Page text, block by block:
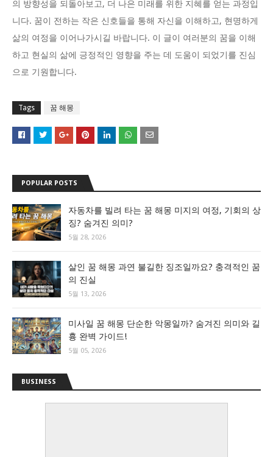
의 방향성을 되돌아보고, 더 나은 미래를 위한 지혜를 얻는 과정입
니다. 꿈이 전하는 작은 신호들을 통해 자신을 이해하고, 현명하게
삶의 여정을 이어나가시길 바랍니다. 이 글이 여러분의 꿈을 이해
하고 현실의 삶에 긍정적인 영향을 주는 데 도움이 되었기를 진심
으로 기원합니다.
Tags 꿈 해몽
POPULAR POSTS
자동차를 빌려 타는 꿈 해몽 미지의 여정, 기회의 상
징? 숨겨진 의미?
5월 28, 2026
살인 꿈 해몽 과연 불길한 징조일까요? 충격적인 꿈
의 진실
5월 13, 2026
미사일 꿈 해몽 단순한 악몽일까? 숨겨진 의미와 길
흉 완벽 가이드!
5월 05, 2026
BUSINESS